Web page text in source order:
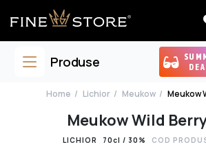
Produse
Home Lichior Meukow Meukow
Meukow Wild
LICHIOR 70cl / 30% COD